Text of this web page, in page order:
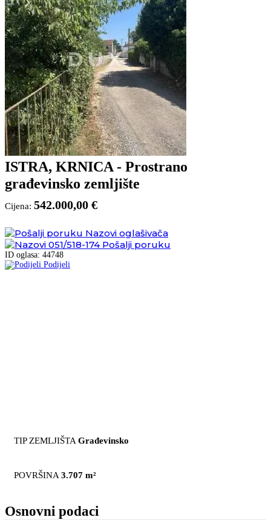
ISTRA, KRNICA - Prostrano
građevinsko zemljište
Cijena: 542.000,00 €
Nazovi oglašivača
051/518-174 Pošalji poruku
ID oglasa: 44748
Podijeli
TIP ZEMLJIŠTA Građevinsko
POVRŠINA 3.707 m²
Osnovni podaci